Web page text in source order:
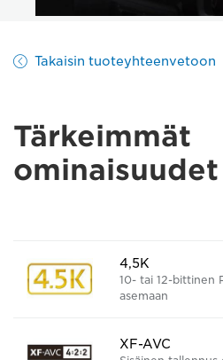
Takaisin tuoteyhteenvetoon
Tärkeimmät
ominaisuudet
4,5K
10- tai 12-bittinen
asemaan
XF-AVC